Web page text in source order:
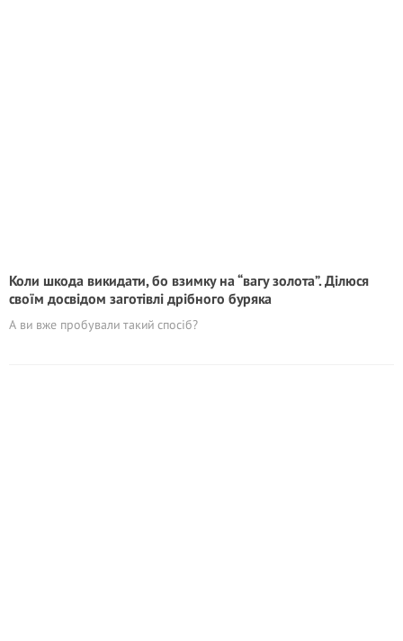
Коли шкода викидати, бо взимку на “вагу золота”. Ділюся
своїм досвідом заготівлі дрібного буряка
А ви вже пробували такий спосіб?